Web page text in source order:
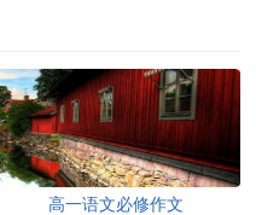
高一语文必修作文